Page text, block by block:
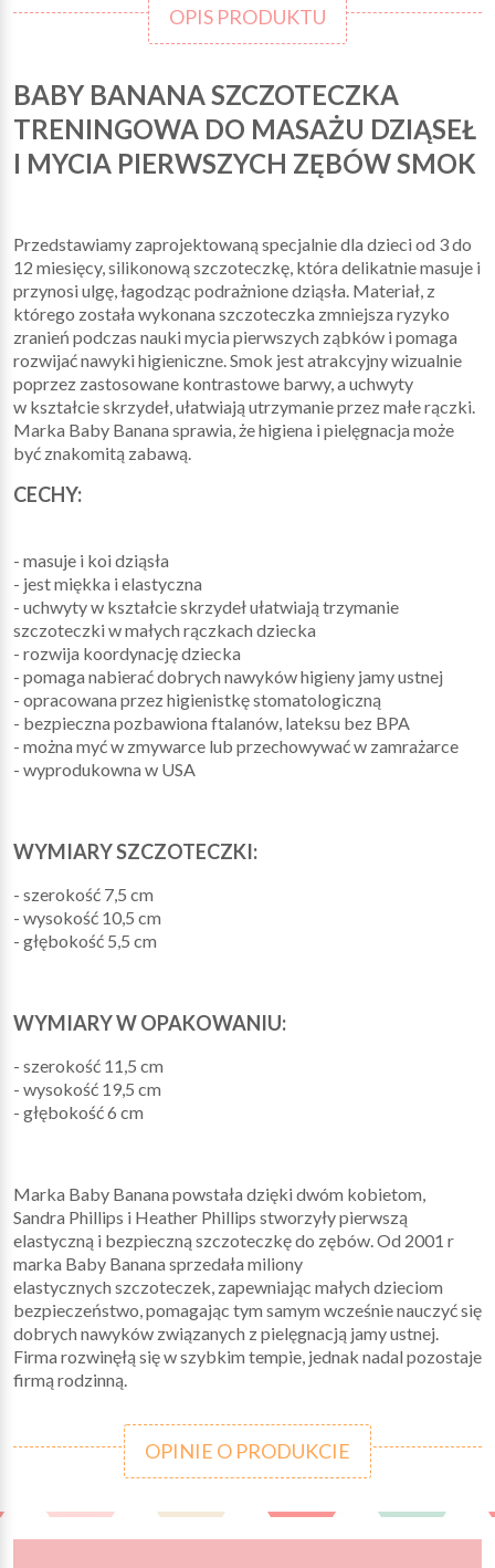
OPIS PRODUKTU
BABY BANANA SZCZOTECZKA
TRENINGOWA DO MASAŻU DZIĄSEŁ
I MYCIA PIERWSZYCH ZĘBÓW SMOK
Przedstawiamy zaprojektowaną specjalnie dla dzieci od 3 do
12 miesięcy, silikonową szczoteczkę, która delikatnie masuje i
przynosi ulgę, łagodząc podrażnione dziąsła. Materiał, z
którego została wykonana szczoteczka zmniejsza ryzyko
zranień podczas nauki mycia pierwszych ząbków i pomaga
rozwijać nawyki higieniczne. Smok jest atrakcyjny wizualnie
poprzez zastosowane kontrastowe barwy, a uchwyty
w kształcie skrzydeł, ułatwiają utrzymanie przez małe rączki.
Marka Baby Banana sprawia, że higiena i pielęgnacja może
być znakomitą zabawą.
CECHY:
- masuje i koi dziąsła
- jest miękka i elastyczna
- uchwyty w kształcie skrzydeł ułatwiają trzymanie
szczoteczki w małych rączkach dziecka
- rozwija koordynację dziecka
- pomaga nabierać dobrych nawyków higieny jamy ustnej
- opracowana przez higienistkę stomatologiczną
- bezpieczna pozbawiona ftalanów, lateksu bez BPA
- można myć w zmywarce lub przechowywać w zamrażarce
- wyprodukowna w USA
WYMIARY SZCZOTECZKI:
- szerokość 7,5 cm
- wysokość 10,5 cm
- głębokość 5,5 cm
WYMIARY W OPAKOWANIU:
- szerokość 11,5 cm
- wysokość 19,5 cm
- głębokość 6 cm
Marka Baby Banana powstała dzięki dwóm kobietom,
Sandra Phillips i Heather Phillips stworzyły pierwszą
elastyczną i bezpieczną szczoteczkę do zębów. Od 2001 r
marka Baby Banana sprzedała miliony
elastycznych szczoteczek, zapewniając małych dzieciom
bezpieczeństwo, pomagając tym samym wcześnie nauczyć się
dobrych nawyków związanych z pielęgnacją jamy ustnej.
Firma rozwinęłą się w szybkim tempie, jednak nadal pozostaje
firmą rodzinną.
OPINIE O PRODUKCIE